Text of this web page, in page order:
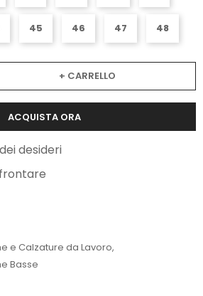
45 46 47 48
+ CARRELLO
ACQUISTA ORA
desideri
e Calzature da Lavoro,
Basse